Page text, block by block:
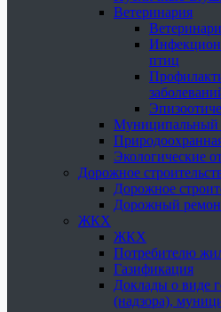
Ветеринария
птиц
Муниципальный
Экологические
Дорожное
Дорожное
Дорожный
ЖКХ
ЖКХ
Потребителю
Газификация
Доклады о виде
(надзора),